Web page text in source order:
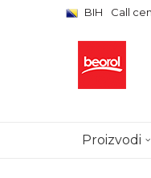
BIH Call
Proizvodi